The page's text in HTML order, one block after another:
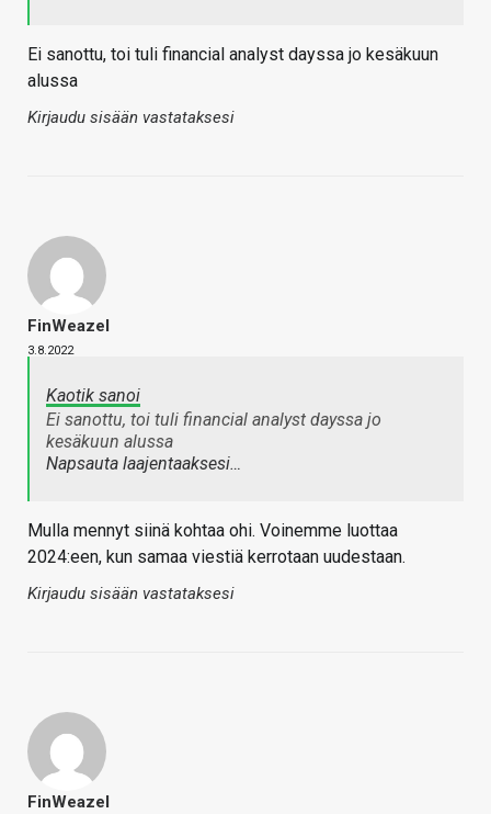
Ei sanottu, toi tuli financial analyst dayssa jo kesäkuun
alussa
Kirjaudu sisään vastataksesi
FinWeazel
3.8.2022
Kaotik sanoi
Ei sanottu, toi tuli financial analyst dayssa jo
kesäkuun alussa
Napsauta laajentaaksesi…
Mulla mennyt siinä kohtaa ohi. Voinemme luottaa
2024:een, kun samaa viestiä kerrotaan uudestaan.
Kirjaudu sisään vastataksesi
FinWeazel